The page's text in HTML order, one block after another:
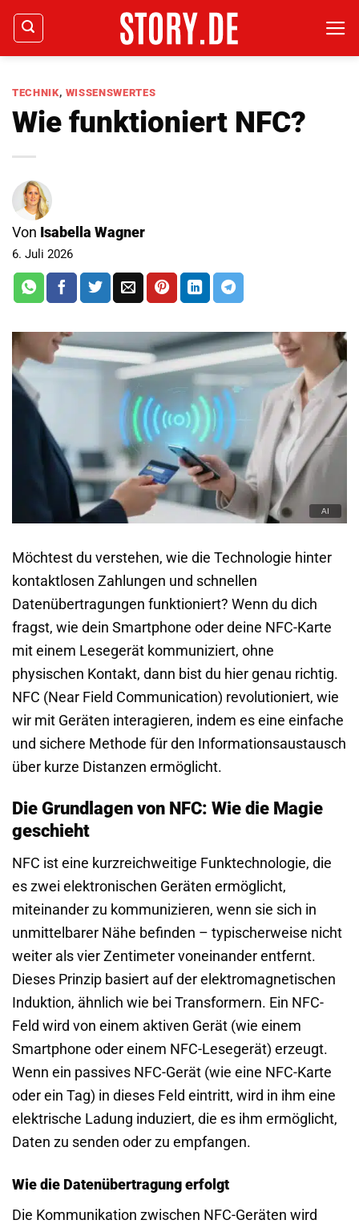
Zum
Inhalt
springen
TECHNIK, WISSENSWERTES
Wie funktioniert NFC?
Von Isabella Wagner
6. Juli 2026
Möchtest du verstehen, wie die Technologie hinter
kontaktlosen Zahlungen und schnellen
Datenübertragungen funktioniert? Wenn du dich
fragst, wie dein Smartphone oder deine NFC-Karte
mit einem Lesegerät kommuniziert, ohne
physischen Kontakt, dann bist du hier genau richtig.
NFC (Near Field Communication) revolutioniert, wie
wir mit Geräten interagieren, indem es eine einfache
und sichere Methode für den Informationsaustausch
über kurze Distanzen ermöglicht.
Die Grundlagen von NFC: Wie die Magie
geschieht
NFC ist eine kurzreichweitige Funktechnologie, die
es zwei elektronischen Geräten ermöglicht,
miteinander zu kommunizieren, wenn sie sich in
unmittelbarer Nähe befinden – typischerweise nicht
weiter als vier Zentimeter voneinander entfernt.
Dieses Prinzip basiert auf der elektromagnetischen
Induktion, ähnlich wie bei Transformern. Ein NFC-
Feld wird von einem aktiven Gerät (wie einem
Smartphone oder einem NFC-Lesegerät) erzeugt.
Wenn ein passives NFC-Gerät (wie eine NFC-Karte
oder ein Tag) in dieses Feld eintritt, wird in ihm eine
elektrische Ladung induziert, die es ihm ermöglicht,
Daten zu senden oder zu empfangen.
Wie die Datenübertragung erfolgt
Die Kommunikation zwischen NFC-Geräten wird